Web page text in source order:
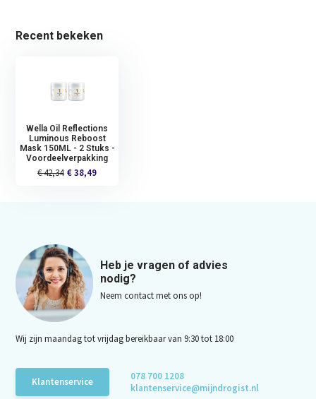
Recent bekeken
Wella Oil Reflections
Luminous Reboost
Mask 150ML - 2 Stuks -
Voordeelverpakking
€ 42,34 € 38,49
Heb je vragen of advies
nodig?
Neem contact met ons op!
Wij zijn maandag tot vrijdag bereikbaar van 9:30 tot 18:00
Klantenservice
078 700 1208
klantenservice@mijndrogist.nl